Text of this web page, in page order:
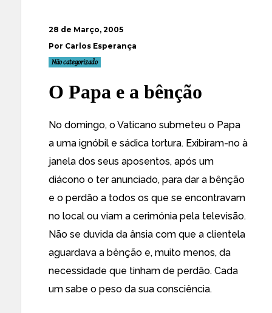
28 de Março, 2005
Por Carlos Esperança
Não categorizado
O Papa e a bênção
No domingo, o Vaticano submeteu o Papa
a uma ignóbil e sádica tortura. Exibiram-no à
janela dos seus aposentos, após um
diácono o ter anunciado, para dar a bênção
e o perdão a todos os que se encontravam
no local ou viam a cerimónia pela televisão.
Não se duvida da ânsia com que a clientela
aguardava a bênção e, muito menos, da
necessidade que tinham de perdão. Cada
um sabe o peso da sua consciência.